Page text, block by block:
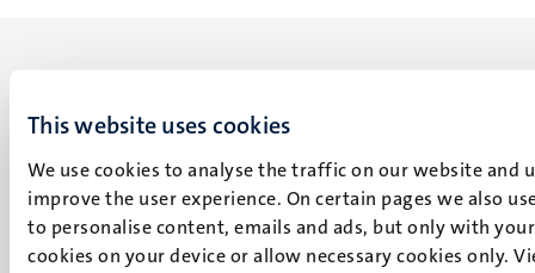
This website uses cookies
We use cookies to analyse the traffic on our website and
improve the user experience. On certain pages we also
to personalise content, emails and ads, but only with
cookies on your device or allow necessary cookies only.
UM visiting address
Minderbroedersberg 4-6
6211 LK
Maastricht